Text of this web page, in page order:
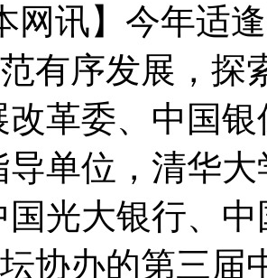
】今年适逢
有序发展，探
改革委、中国
单位，清华
国光大银行、
协办的第三届